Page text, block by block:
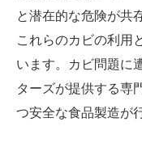
と潜在的な危険が共
これらのカビの利用
います。カビ問題に
ターズが提供する専
つ安全な食品製造が